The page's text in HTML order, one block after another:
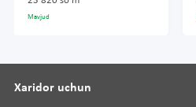
Mavjud
Xaridor uchun